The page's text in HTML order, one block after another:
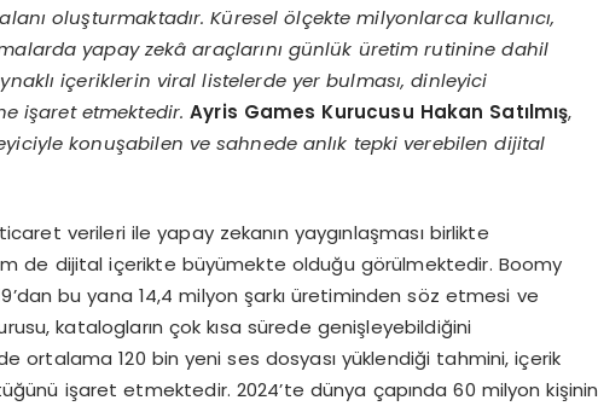
oluşturmaktadır. Küreselölçekte milyonlarca kullanıcı,
yapay zekâ araçlarını günlük üretim rutinine dahil
içeriklerin viral listelerde yer bulması, dinleyici
işaret etmektedir.Ayris Games Kurucusu Hakan Satılmış,
konuşabilen ve sahnede anlık tepki verebilen dijital
ticaret verileri ile yapay zekanın yaygınlaşması birlikte
de dijital içerikte büyümekte olduğu görülmektedir. Boomy
bu yana 14,4 milyon şarkı üretiminden söz etmesi ve
katalogların çok kısa sürede genişleyebildiğini
ortalama 120 bin yeni ses dosyası yüklendiği tahmini, içerik
işaret etmektedir. 2024’te dünya çapında 60 milyon kişinin